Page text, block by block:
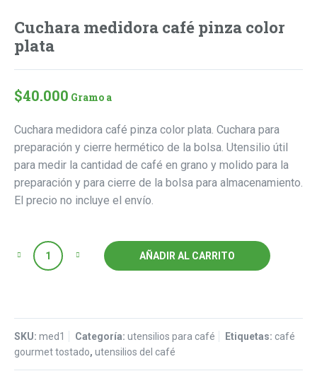
Cuchara medidora café pinza color
plata
$40.000 Gramo a
Cuchara medidora café pinza color plata. Cuchara para
preparación y cierre hermético de la bolsa. Utensilio útil
para medir la cantidad de café en grano y molido para la
preparación y para cierre de la bolsa para almacenamiento.
El precio no incluye el envío.
Quantity AÑADIR AL CARRITO
SKU: med1 Categoría: utensilios para café Etiquetas: café
gourmet tostado, utensilios del café